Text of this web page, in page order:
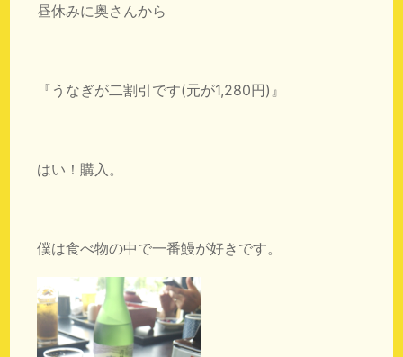
昼休みに奥さんから
『うなぎが二割引です(元が1,280円)』
はい！購入。
僕は食べ物の中で一番鰻が好きです。